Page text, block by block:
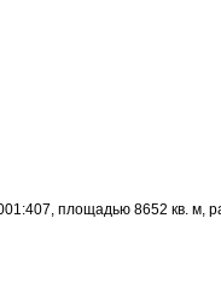
площадью 8652 кв.